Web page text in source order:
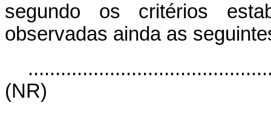
segundo os critérios
observadas ainda as
(NR)